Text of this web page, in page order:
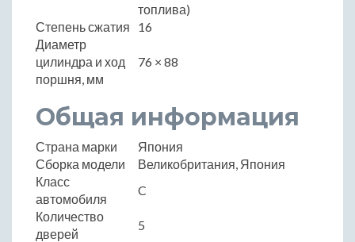
топлива)
Степень сжатия
16
Диаметр
цилиндра и ход
поршня, мм
76 × 88
Общая информация
Страна марки
Япония
Сборка модели
Великобритания, Япония
Класс
автомобиля
C
Количество
дверей
5